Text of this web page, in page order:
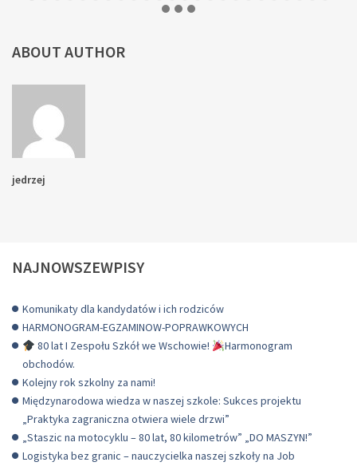
ABOUT AUTHOR
jedrzej
NAJNOWSZEWPISY
Komunikaty dla kandydatów i ich rodziców
HARMONOGRAM-EGZAMINOW-POPRAWKOWYCH
80 lat I Zespołu Szkół we Wschowie!
Harmonogram
obchodów.
Kolejny rok szkolny za nami!
Międzynarodowa wiedza w naszej szkole: Sukces projektu
„Praktyka zagraniczna otwiera wiele drzwi”
„Staszic na motocyklu – 80 lat, 80 kilometrów” „DO MASZYN!”
Logistyka bez granic – nauczycielka naszej szkoły na Job